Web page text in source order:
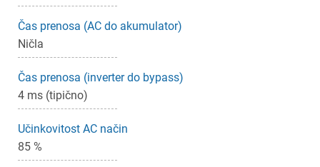
Čas prenosa (AC do akumulator)
Ničla
Čas prenosa (inverter do bypass)
4 ms (tipično)
Učinkovitost AC način
85 %